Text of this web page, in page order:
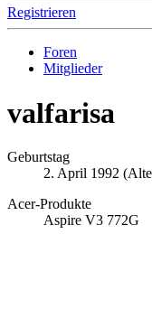
Registrieren
Foren
Mitglieder
valfarisa
Geburtstag
2. April 1992
Acer-Produkte
Aspire V3 772G